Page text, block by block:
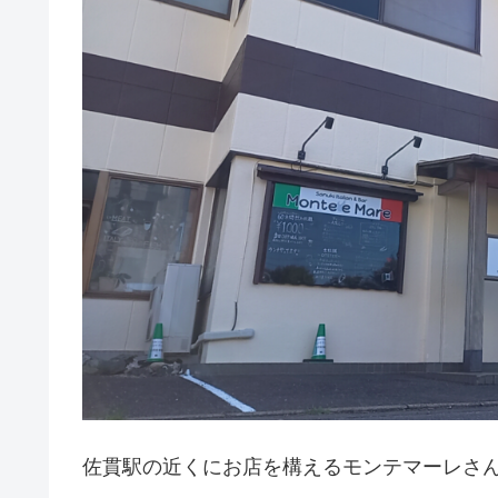
佐貫駅の近くにお店を構えるモンテマーレさ